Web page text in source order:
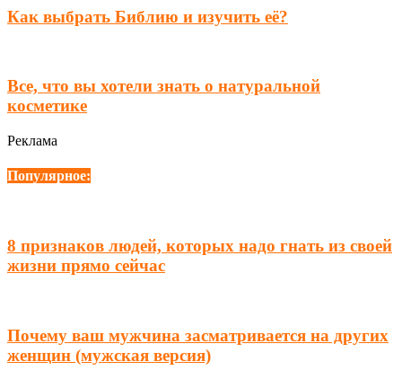
Как выбрать Библию и изучить её?
Все, что вы хотели знать о натуральной
косметике
Реклама
Популярное:
8 признаков людей, которых надо гнать из своей
жизни прямо сейчас
Почему ваш мужчина засматривается на других
женщин (мужская версия)